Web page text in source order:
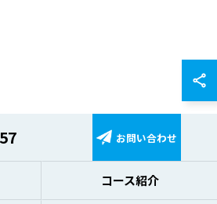
お問い合わせ
コース紹介